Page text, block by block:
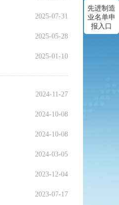
先进制造
业名单申
报入口
2025-07-31
2025-05-28
2025-01-10
2024-11-27
2024-10-08
2024-10-08
2024-03-05
2023-12-04
2023-07-17